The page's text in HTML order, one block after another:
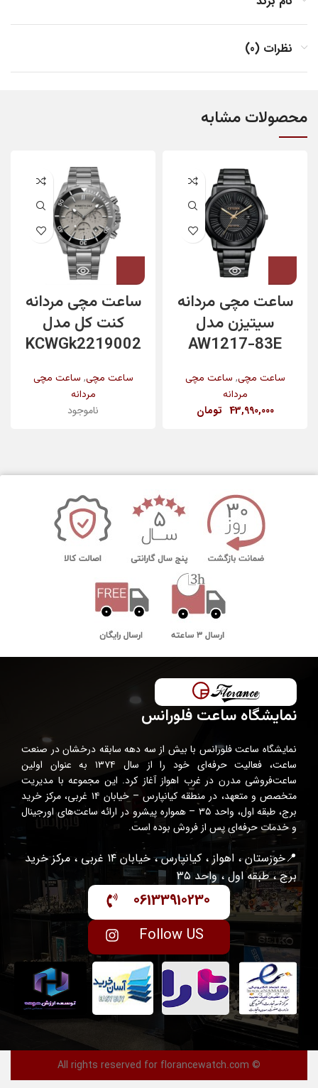
نظرات (0)
محصولات مشابه
ساعت مچی مردانه
سیتیزن مدل
AW1217-83E
ساعت مچی, ساعت مچی
مردانه
43,990,000 تومان
ساعت مچی مردانه
کنت کل مدل
KCWGk2219002
ساعت مچی, ساعت مچی
مردانه
ناموجود
نمایشگاه ساعت فلورانس
نمایشگاه ساعت فلورانس با بیش از سه دهه سابقه درخشان در صنعت
ساعت، فعالیت حرفه‌ای خود را از سال ۱۳۷۴ به عنوان اولین
ساعت‌فروشی مدرن در غرب اهواز آغاز کرد. این مجموعه با مدیریت
متخصص و متعهد، در منطقه کیانپارس – خیابان ۱۴ غربی، مرکز خرید
برج، طبقه اول، واحد ۳۵ – همواره پیشرو در ارائه ساعت‌های اورجینال
و خدمات حرفه‌ای پس از فروش بوده است.
📍خوزستان ، اهواز ، کیانپارس ، خیابان ۱۴ غربی ، مرکز خرید
برج ، طبقه اول ، واحد ۳۵
06133910230
Follow US
© All rights reserved for florancewatch.com